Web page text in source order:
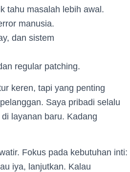
tahu masalah lebih awal.
manusia.
dan sistem
regular patching.
keren, tapi yang penting
Saya pribadi selalu
layanan baru. Kadang
Fokus pada kebutuhan inti:
iya, lanjutkan. Kalau